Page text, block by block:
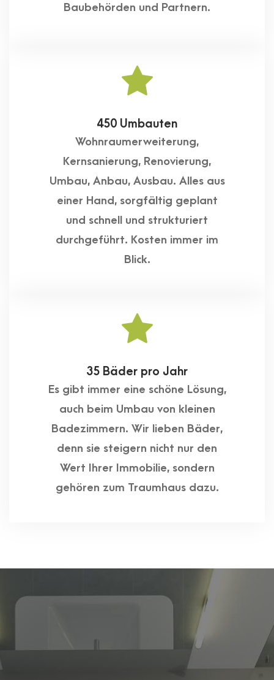
Baubehörden und Partnern.
450 Umbauten
Wohnraumerweiterung,
Kernsanierung, Renovierung,
Umbau, Anbau, Ausbau. Alles aus
einer Hand, sorgfältig geplant
und schnell und strukturiert
durchgeführt. Kosten immer im
Blick.
35 Bäder pro Jahr
Es gibt immer eine schöne Lösung,
auch beim Umbau von kleinen
Badezimmern. Wir lieben Bäder,
denn sie steigern nicht nur den
Wert Ihrer Immobilie, sondern
gehören zum Traumhaus dazu.